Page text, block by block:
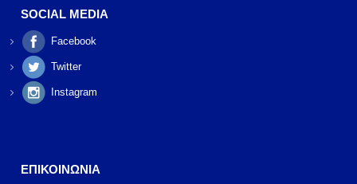
SOCIAL MEDIA
Facebook
Twitter
Instagram
ΕΠΙΚΟΙΝΩΝΙΑ